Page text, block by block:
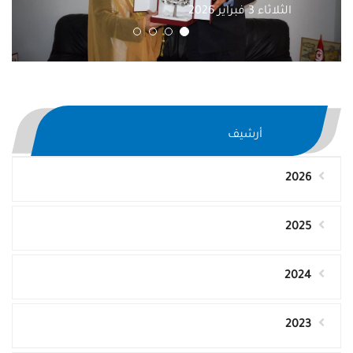
الثلاثاء 3 فبراير 2026
أرشيف
2026
2025
2024
2023